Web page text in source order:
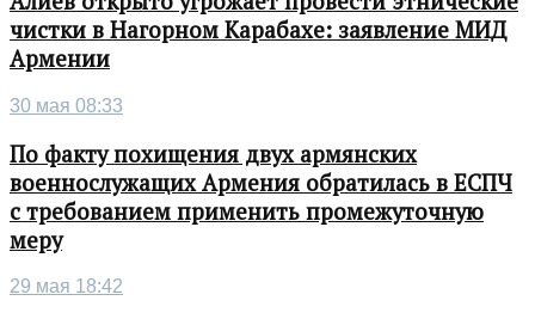
чистки в Нагорном Карабахе: заявление МИД
Армении
30 мая 08:33
По факту похищения двух армянских
военнослужащих Армения обратилась в ЕСПЧ
с требованием применить промежуточную
меру
29 мая 18:42